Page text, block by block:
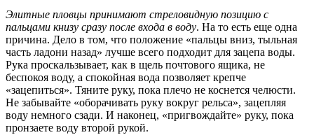
Элитные пловцы принимают стреловидную позицию с
пальцами книзу сразу после входа в воду. На то есть еще одна
причина. Дело в том, что положение «пальцы вниз, тыльная
часть ладони назад» лучше всего подходит для зацепа воды.
Рука проскальзывает, как в щель почтового ящика, не
беспокоя воду, а спокойная вода позволяет крепче
«зацепиться». Тяните руку, пока плечо не коснется челюсти.
Не забывайте «оборачивать руку вокруг рельса», зацепляя
воду немного сзади. И наконец, «пригвождайте» руку, пока
пронзаете воду второй рукой.